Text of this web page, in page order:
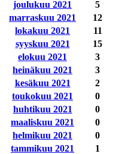
joulukuu 2021
5
marraskuu 2021
12
lokakuu 2021
11
syyskuu 2021
15
elokuu 2021
3
heinäkuu 2021
3
kesäkuu 2021
2
toukokuu 2021
0
huhtikuu 2021
0
maaliskuu 2021
0
helmikuu 2021
0
tammikuu 2021
1